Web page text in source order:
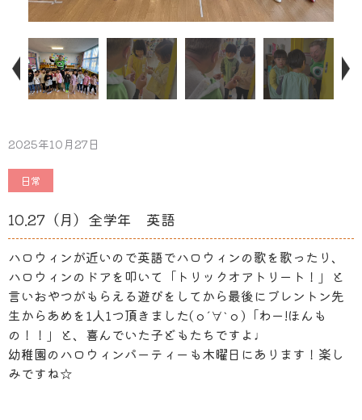
2025年10月27日
日常
10.27（月）全学年 英語
ハロウィンが近いので英語でハロウィンの歌を歌ったり、
ハロウィンのドアを叩いて「トリックオアトリート！」と
言いおやつがもらえる遊びをしてから最後にブレントン先
生からあめを1人1つ頂きました(о´∀`о)「わー!ほんも
の！！」と、喜んでいた子どもたちですよ♩
幼稚園のハロウィンパーティーも木曜日にあります！楽し
みですね☆